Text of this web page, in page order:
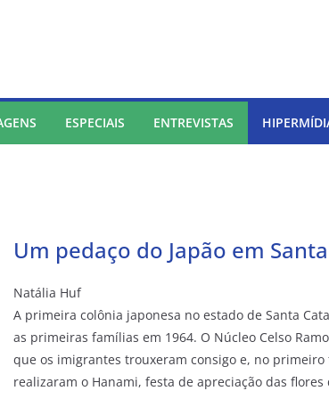
ESPECIAIS ENTREVISTAS
Um pedaço do Japão em
Natália Huf
A primeira colônia japonesa no estado de Santa
as primeiras famílias em 1964. O Núcleo Celso
que os imigrantes trouxeram consigo e, no
realizaram o Hanami, festa de apreciação das